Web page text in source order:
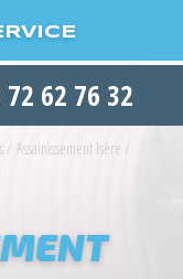
72 62 76 32
/ Assainissement Isère /